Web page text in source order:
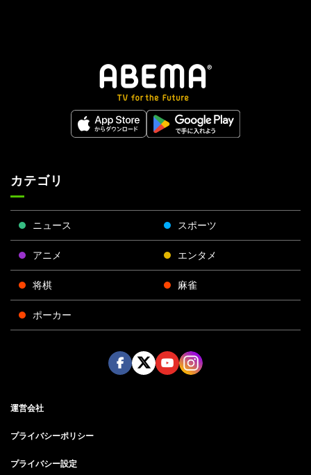
カテゴリ
ニュース スポーツ
アニメ エンタメ
将棋 麻雀
ポーカー
運営会社
プライバシーポリシー
プライバシー設定